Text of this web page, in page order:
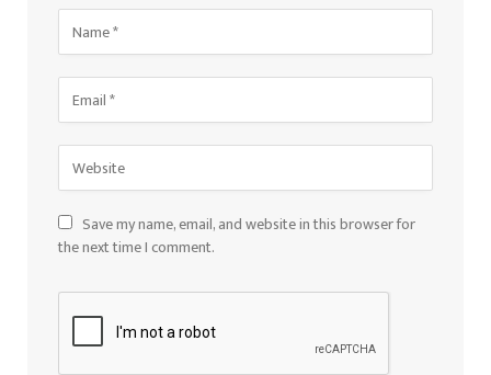
Save my name, email, and website in this browser for
the next time I comment.